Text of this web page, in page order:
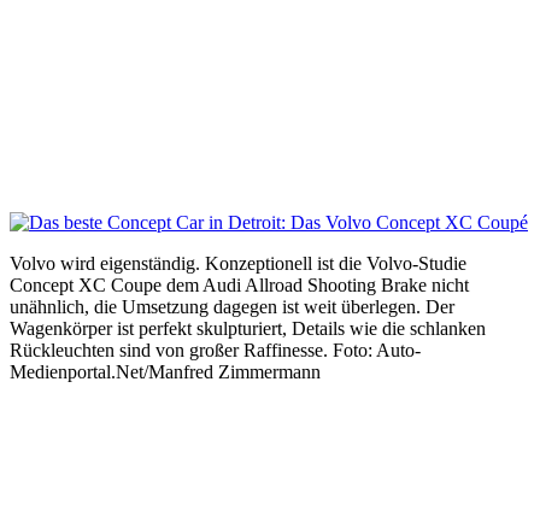
Volvo wird eigenständig. Konzeptionell ist die Volvo-Studie
Concept XC Coupe dem Audi Allroad Shooting Brake nicht
unähnlich, die Umsetzung dagegen ist weit überlegen. Der
Wagenkörper ist perfekt skulpturiert, Details wie die schlanken
Rückleuchten sind von großer Raffinesse. Foto: Auto-
Medienportal.Net/Manfred Zimmermann